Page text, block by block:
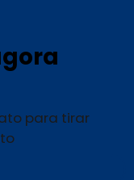
para tirar